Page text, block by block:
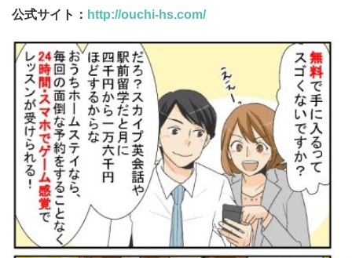
公式サイト： http://ouchi-hs.com/